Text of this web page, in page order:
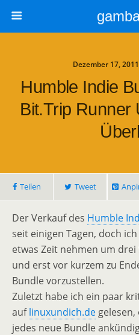
Dezember 17,
Humble Indie
Bit.Trip Runner
Teilen Tweet
Der Verkauf des Humble
seit einigen Tagen, doch
etwas Zeit nehmen um
und erst vor kurzem zu
Bundle vorzustellen.
Zuletzt habe ich ein paar
auflinuxundich.de
jedes neue Bundle